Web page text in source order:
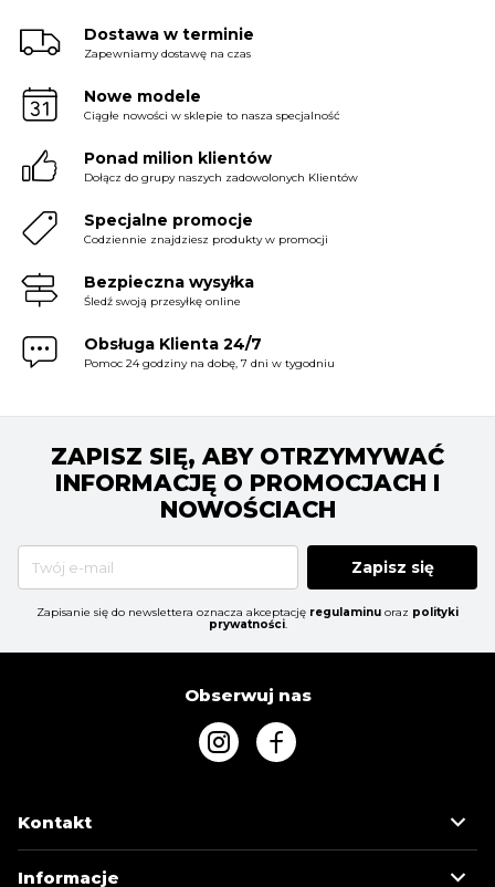
Dostawa w terminie
Zapewniamy dostawę na czas
Nowe modele
Ciągłe nowości w sklepie to nasza specjalność
Ponad milion klientów
Dołącz do grupy naszych zadowolonych Klientów
Specjalne promocje
Codziennie znajdziesz produkty w promocji
Bezpieczna wysyłka
Śledź swoją przesyłkę online
Obsługa Klienta 24/7
Pomoc 24 godziny na dobę, 7 dni w tygodniu
ZAPISZ SIĘ, ABY OTRZYMYWAĆ
INFORMACJĘ O PROMOCJACH I
NOWOŚCIACH
Zapisz się
Zapisanie się do newslettera oznacza akceptację regulaminu oraz polityki
prywatności.
Obserwuj nas
Kontakt
Informacje